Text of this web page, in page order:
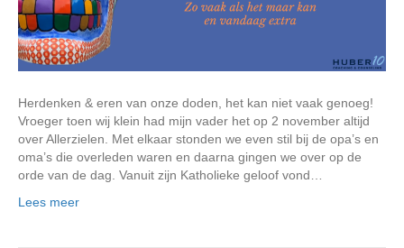
Herdenken & eren van onze doden, het kan niet vaak genoeg!
Vroeger toen wij klein had mijn vader het op 2 november altijd
over Allerzielen. Met elkaar stonden we even stil bij de opa’s en
oma’s die overleden waren en daarna gingen we over op de
orde van de dag. Vanuit zijn Katholieke geloof vond…
Lees meer